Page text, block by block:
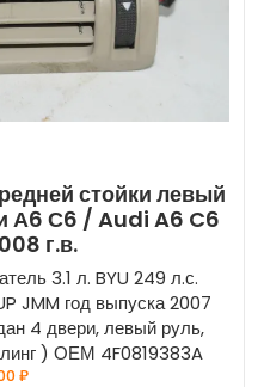
стойки левый
А6 С6 / Audi A6 C6
г.в.
3.1 л. BYU 249 л.с.
JMM год выпуска 2007
4 двери, левый руль,
) ОЕМ 4F0819383A
₽